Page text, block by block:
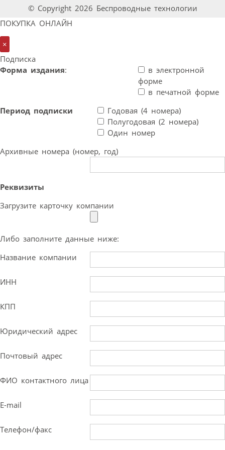
© Copyright 2026 Беспроводные технологии
ПОКУПКА ОНЛАЙН
×
Подписка
Форма издания:
в электронной
форме
в печатной форме
Период подписки
Годовая (4 номера)
Полугодовая (2 номера)
Один номер
Архивные номера (номер, год)
Реквизиты
Загрузите карточку компании
Либо заполните данные ниже:
Название компании
ИНН
КПП
Юридический адрес
Почтовый адрес
ФИО контактного лица
E-mail
Телефон/факс